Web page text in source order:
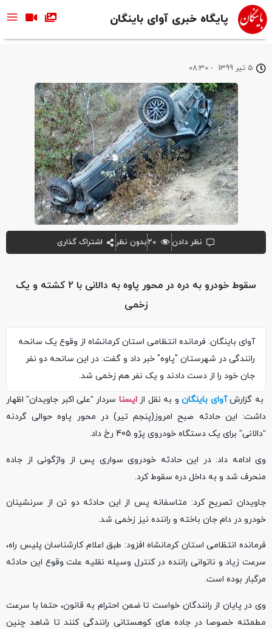
پایگاه خبری آوای باینگان
سقوط خودرو به دره در محور پاوه به دالانی با 2 کشته و یک
زخمی
آوای باینگان: فرمانده انتظامی استان کرمانشاه از وقوع یک سانحه
رانندگی در شهرستان "پاوه" خبر داد و گفت: در این سانحه دو نفر
جان خود را از دست دادند و یک نفر هم زخمی شد.
5 تیر 1399 -
08:30
نظر دادن ۲۰بدون نظر اشتراک گذاری
به گزارشآوای باینگانو به نقل ازایسنا سردار “علی اکبر جاویدان” اظهار
داشت: این حادثه صبح امروز(پنجم تیر) در محور پاوه حوالی گردنه
“دالانی” برای یک دستگاه خودروی پژو 405 رخ داد.
وی ادامه داد: در این حادثه خودروی سواری پس از واژگونی از جاده
منحرف شد و به داخل دره سقوط کرد.
جاویدان تصریح کرد: متاسفانه پس از این حادثه دو تن از سرنشینان
خودرو در دام جان باخته و راننده نیز زخمی شد.
فرمانده انتظامی استان کرمانشاه افزود: طبق اعلام کارشناسان پلیس راه،
سرعت زیاد و ناتوانی راننده در کنترل وسیله نقلیه علت وقوع این حادثه
مرگبار بوده است.
وی در پایان از رانندگان خواست تا ضمن احترام به قانون، حتما با سرعت
مطمئنه خصوصا در جاده های کوهستانی رانندگی کنند تا شاهد چنین